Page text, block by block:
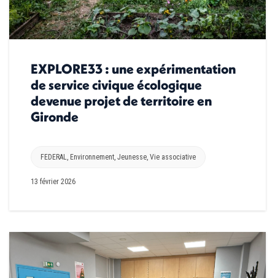
EXPLORE33 : une expérimentation
de service civique écologique
devenue projet de territoire en
Gironde
FEDERAL, Environnement, Jeunesse, Vie associative
13 février 2026